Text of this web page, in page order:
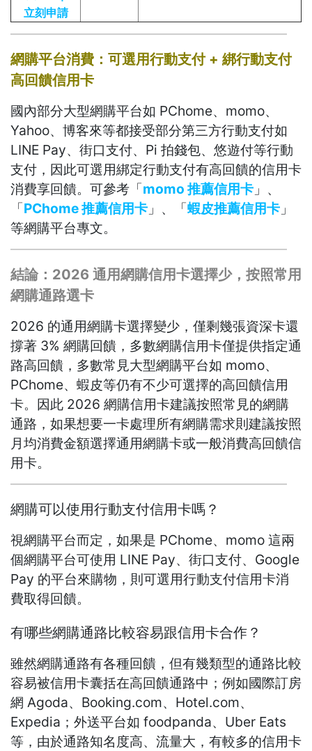
立刻申請
網購平台消費：可選用行動支付 + 綁行動支付
高回饋信用卡
國內部分大型網購平台如 PChome、momo、
Yahoo、博客來等都接受部分第三方行動支付如
LINE Pay、街口支付、Pi 拍錢包、悠遊付等行動
支付，因此可選用綁定行動支付有高回饋的信用卡
消費享回饋。可參考「momo 推薦信用卡 」、
「PChome 推薦信用卡 」、「蝦皮推薦信用卡 」
等網購平台專文。
結論：2026 通用網購信用卡選擇少，按照常用
網購通路選卡
2026 的通用網購卡選擇變少，僅剩幾張資深卡還
撐著 3% 網購回饋，多數網購信用卡僅提供指定通
路高回饋，多數常見大型網購平台如 momo、
PChome、蝦皮等仍有不少可選擇的高回饋信用
卡。因此 2026 網購信用卡建議按照常見的網購
通路，如果想要一卡處理所有網購需求則建議按照
月均消費金額選擇通用網購卡或一般消費高回饋信
用卡。
網購可以使用行動支付信用卡嗎？
視網購平台而定，如果是 PChome、momo 這兩
個網購平台可使用 LINE Pay、街口支付、Google
Pay 的平台來購物，則可選用行動支付信用卡消
費取得回饋。
有哪些網購通路比較容易跟信用卡合作？
雖然網購通路有各種回饋，但有幾類型的通路比較
容易被信用卡囊括在高回饋通路中；例如國際訂房
網 Agoda、Booking.com、Hotel.com、
Expedia；外送平台如 foodpanda、Uber Eats
等，由於通路知名度高、流量大，有較多的信用卡